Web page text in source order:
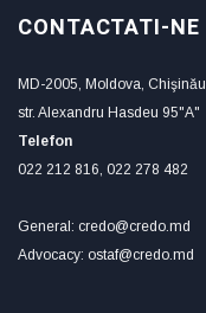
CONTACTATI-NE
MD-2005, Moldova, Chişinău
str. Alexandru Hasdeu 95"A"
Telefon
022 212 816, 022 278 482
General: credo@credo.md
Advocacy: ostaf@credo.md